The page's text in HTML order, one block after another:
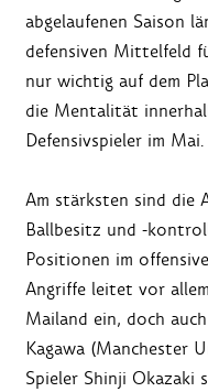
abgelaufenen Saison
defensiven Mittelfeld
nur wichtig auf dem
die Mentalität
Defensivspieler im Mai.
Am stärksten sind die
Ballbesitz und -
Positionen im
Angriffe leitet vor
Mailand ein, doch
Kagawa (Manchester
Spieler Shinji Okazaki